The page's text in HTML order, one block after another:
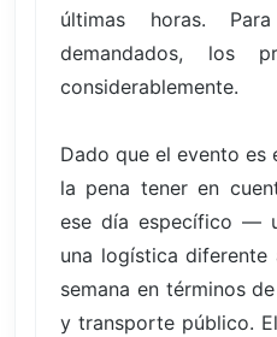
últimas horas.
demandados, los
considerablemente.
Dado que el evento es
la pena tener en
ese día específico —
una logística
semana en términos
y transporte público.